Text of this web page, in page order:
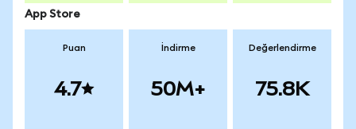
App Store
Puan
4.7
İndirme
50M+
Değerlendirme
75.8K